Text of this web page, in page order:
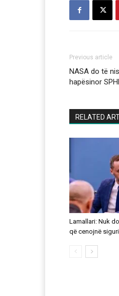
Previous article
NASA do të
hapësinor
RELATED
Lamallari: Nuk
që cenojnë